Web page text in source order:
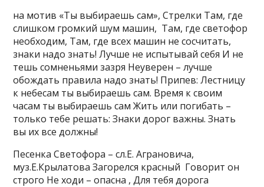
на мотив «Ты выбираешь сам», Стрелки Там, где
слишком громкий шум машин, Там, где светофор
необходим, Там, где всех машин не сосчитать,
знаки надо знать! Лучше не испытывай себя И не
тешь сомненьями зазря Неуверен – лучше
обождать правила надо знать! Припев: Лестницу
к небесам ты выбираешь сам. Время к своим
часам ты выбираешь сам Жить или погибать –
только тебе решать: Знаки дорог важны. Знать
вы их все должны!
Песенка Светофора – сл.Е. Аграновича,
муз.Е.Крылатова Загорелся красный Говорит он
строго Не ходи – опасна , Для тебя дорога